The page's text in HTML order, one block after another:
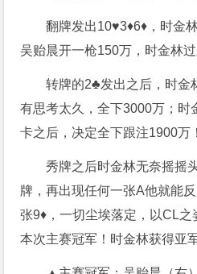
翻牌发出10♥3♦6♦，时金
吴贻晨开一枪150万，时金林过
转牌的2♣发出之后，时金
有思考太久，全下3000万；时
卡之后，决定全下跟注1900万！
秀牌之后时金林无奈摇摇
牌，再出现任何一张A他就能
张9♦，一切尘埃落定，以CL
本次主赛冠军！时金林获得亚